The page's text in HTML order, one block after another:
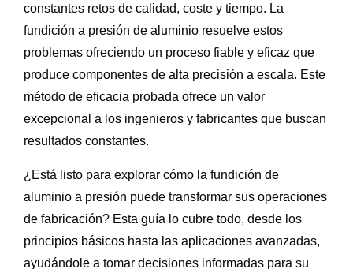
constantes retos de calidad, coste y tiempo. La
fundición a presión de aluminio resuelve estos
problemas ofreciendo un proceso fiable y eficaz que
produce componentes de alta precisión a escala. Este
método de eficacia probada ofrece un valor
excepcional a los ingenieros y fabricantes que buscan
resultados constantes.
¿Está listo para explorar cómo la fundición de
aluminio a presión puede transformar sus operaciones
de fabricación? Esta guía lo cubre todo, desde los
principios básicos hasta las aplicaciones avanzadas,
ayudándole a tomar decisiones informadas para su